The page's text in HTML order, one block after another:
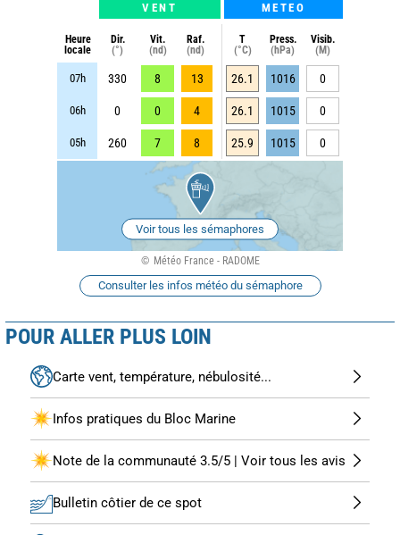
VENT METEO
Heure
locale
Dir.
(°)
Vit.
(nd)
Raf.
(nd)
T
(°C)
Press.
(hPa)
Visib.
(M)
07h 330 8 13 26.1 1016 0
06h 0 0 4 26.1 1015 0
05h 260 7 8 25.9 1015 0
Voir tous les sémaphores
Météo France - RADOME
Consulter les infos météo du sémaphore
POUR ALLER PLUS LOIN
Carte vent, température, nébulosité...
Infos pratiques du Bloc Marine
Note de la communauté 3.5/5 | Voir tous les avis
Bulletin côtier de ce spot